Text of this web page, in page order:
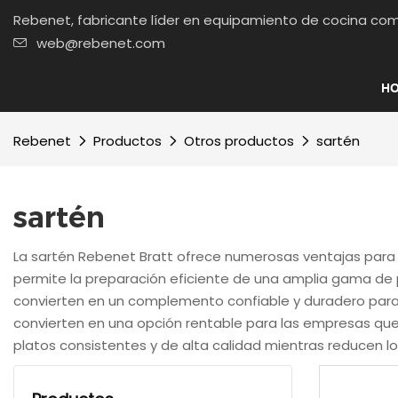
Rebenet, fabricante líder en equipamiento de cocina
web@rebenet.com
Rebenet Productos Otros productos sartén
sartén
La sartén Rebenet Bratt ofrece numerosas ventajas
permite la preparación eficiente de una amplia gama
convierten en un complemento confiable y duradero
convierten en una opción rentable para las empresas
platos consistentes y de alta calidad mientras reducen